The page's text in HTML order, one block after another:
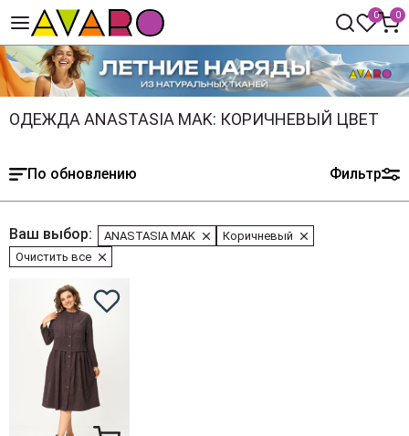
0 0
ОДЕЖДА ANASTASIA MAK: КОРИЧНЕВЫЙ ЦВЕТ
По обновлению Фильтр
Ваш выбор: ANASTASIA MAK
Коричневый
Очистить все